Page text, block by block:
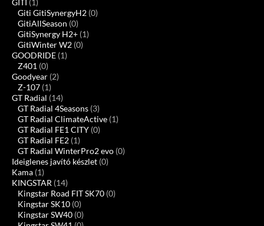
GITI (1)
Giti GitiSynergyH2 (0)
GitiAllSeason (0)
GitiSynergy H2+ (1)
GitiWinter W2 (0)
GOODRIDE (1)
Z401 (0)
Goodyear (2)
Z-107 (1)
GT Radial (14)
GT Radial 4Seasons (3)
GT Radial ClimateActive (1)
GT Radial FE1 CITY (0)
GT Radial FE2 (1)
GT Radial WinterPro2 evo (0)
Ideiglenes javító készlet (0)
Kama (1)
KINGSTAR (14)
Kingstar Road FIT SK70 (0)
Kingstar SK10 (0)
Kingstar SW40 (0)